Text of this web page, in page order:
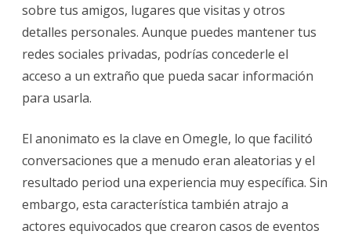
sobre tus amigos, lugares que visitas y otros
detalles personales. Aunque puedes mantener tus
redes sociales privadas, podrías concederle el
acceso a un extraño que pueda sacar información
para usarla.
El anonimato es la clave en Omegle, lo que facilitó
conversaciones que a menudo eran aleatorias y el
resultado period una experiencia muy específica. Sin
embargo, esta característica también atrajo a
actores equivocados que crearon casos de eventos